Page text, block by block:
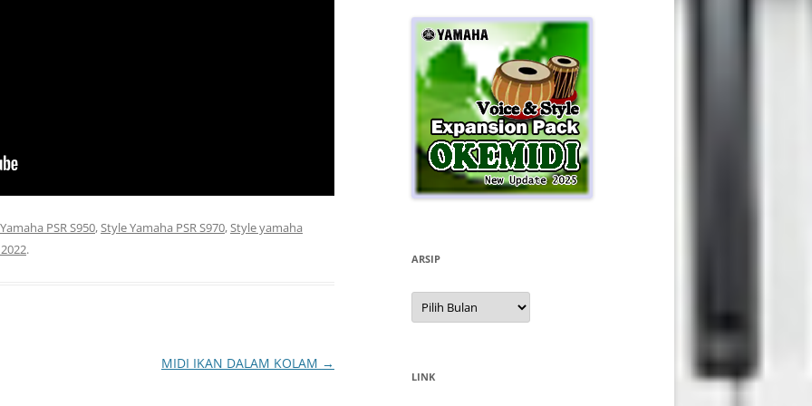
PSR S950,Style Yamaha PSR S970,Style yamaha
.
MIDI IKAN DALAM KOLAM →
ARSIP
Arsip
LINK